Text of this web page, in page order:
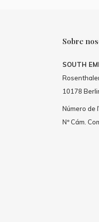
Sobre
SOUTH
10178
Número de
Nº Cám.